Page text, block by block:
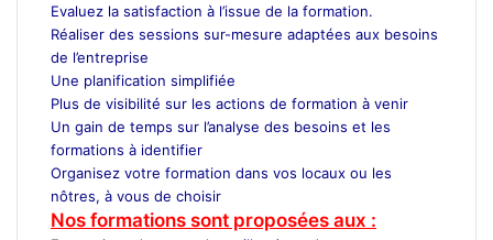
Evaluez la satisfaction à l’issue de la formation.
Réaliser des sessions sur-mesure adaptées aux besoins
de l’entreprise
Une planification simplifiée
Plus de visibilité sur les actions de formation à venir
Un gain de temps sur l’analyse des besoins et les
formations à identifier
Organisez votre formation dans vos locaux ou les
nôtres, à vous de choisir
Nos formations sont proposées aux :